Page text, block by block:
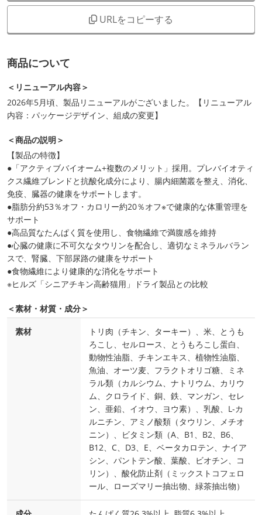
URLをコピーする
商品について
＜リニューアル内容＞
2026年5月頃、製品リニューアルがございました。【リニューアル
内容：パッケージデザイン、組成の変更】
＜商品の説明＞
【製品の特徴】
●「アクティブバイオーム+複数のメリット」採用。プレバイオティ
クス繊維ブレンドと抗酸化成分により、腸内細菌叢を整え、消化、
免疫、臓器の健康をサポートします。
●脂肪分約53％オフ・カロリー約20％オフ※で健康的な体重管理を
サポート
●高品質なたんぱく質を使用し、食物繊維で満腹感を維持
●心臓の健康に不可欠なタウリンを配合し、適切なミネラルバラン
スで、腎臓、下部尿路の健康をサポート
●食物繊維により健康的な消化をサポート
※ヒルズ「シニアチキン高齢猫用」ドライ製品との比較
＜素材・材質・成分＞
素材
トリ肉（チキン、ターキー）、米、とうも
ろこし、セルロース、とうもろこし蛋白、
動物性油脂、チキンエキス、植物性油脂、
魚油、オーツ麦、フラクトオリゴ糖、ミネ
ラル類（カルシウム、ナトリウム、カリウ
ム、クロライド、銅、鉄、マンガン、セレ
ン、亜鉛、イオウ、ヨウ素）、乳酸、L-カ
ルニチン、アミノ酸類（タウリン、メチオ
ニン）、ビタミン類（A、B1、B2、B6、
B12、C、D3、E、ベータカロテン、ナイア
シン、パントテン酸、葉酸、ビオチン、コ
リン）、酸化防止剤（ミックストコフェロ
ール、ローズマリー抽出物、緑茶抽出物）